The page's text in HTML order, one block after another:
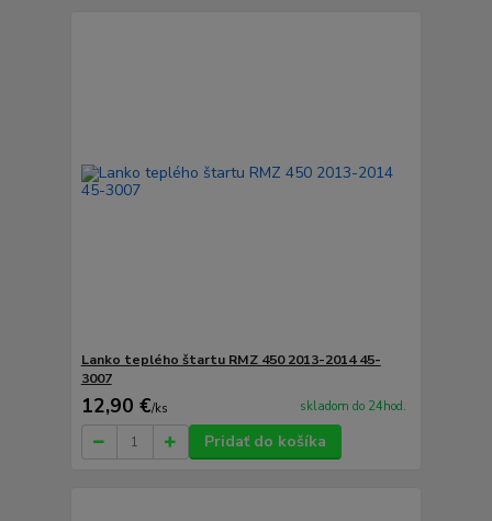
Lanko teplého štartu RMZ 450 2013-2014 45-
3007
12,90 €/ks skladom do 24hod.
Pridať do košíka